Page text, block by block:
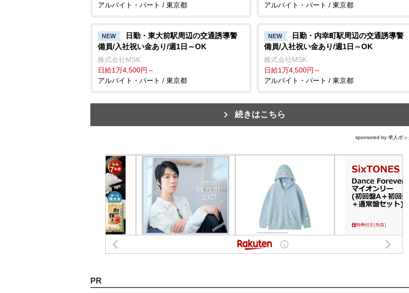
アルバイト・パート / 東京都
アルバイト・パート / 東京都
NEW
日勤・東大前駅周辺の交通誘導警
備員/入社祝い金あり/週1日～OK
株式会社MSK
日給1万4,500円～
アルバイト・パート / 東京都
NEW
日勤・内幸町駅周辺の交通誘導警
備員/入社祝い金あり/週1日～OK
株式会社MSK
日給1万4,500円～
アルバイト・パート / 東京都
続きはこちら
sponsored by 求人ボッ
PR